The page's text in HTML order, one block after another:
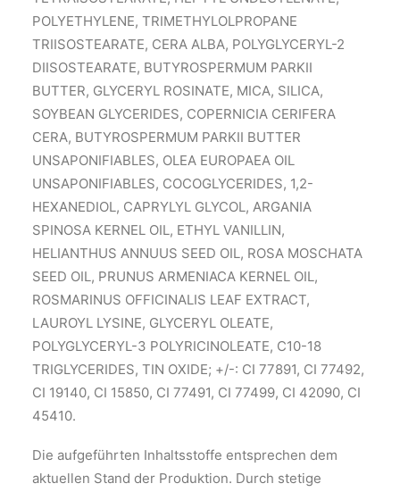
POLYETHYLENE, TRIMETHYLOLPROPANE
TRIISOSTEARATE, CERA ALBA, POLYGLYCERYL-2
DIISOSTEARATE, BUTYROSPERMUM PARKII
BUTTER, GLYCERYL ROSINATE, MICA, SILICA,
SOYBEAN GLYCERIDES, COPERNICIA CERIFERA
CERA, BUTYROSPERMUM PARKII BUTTER
UNSAPONIFIABLES, OLEA EUROPAEA OIL
UNSAPONIFIABLES, COCOGLYCERIDES, 1,2-
HEXANEDIOL, CAPRYLYL GLYCOL, ARGANIA
SPINOSA KERNEL OIL, ETHYL VANILLIN,
HELIANTHUS ANNUUS SEED OIL, ROSA MOSCHATA
SEED OIL, PRUNUS ARMENIACA KERNEL OIL,
ROSMARINUS OFFICINALIS LEAF EXTRACT,
LAUROYL LYSINE, GLYCERYL OLEATE,
POLYGLYCERYL-3 POLYRICINOLEATE, C10-18
TRIGLYCERIDES, TIN OXIDE; +/-: CI 77891, CI 77492,
CI 19140, CI 15850, CI 77491, CI 77499, CI 42090, CI
45410.
Die aufgeführten Inhaltsstoffe entsprechen dem
aktuellen Stand der Produktion. Durch stetige